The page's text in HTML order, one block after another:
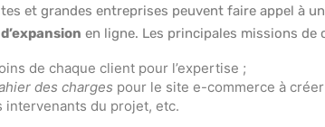
et grandes entreprises peuvent faire appel à un
en ligne. Les principales missions de
de chaque client pour l’expertise ;
des charges pour le site e-commerce à
intervenants du projet, etc.